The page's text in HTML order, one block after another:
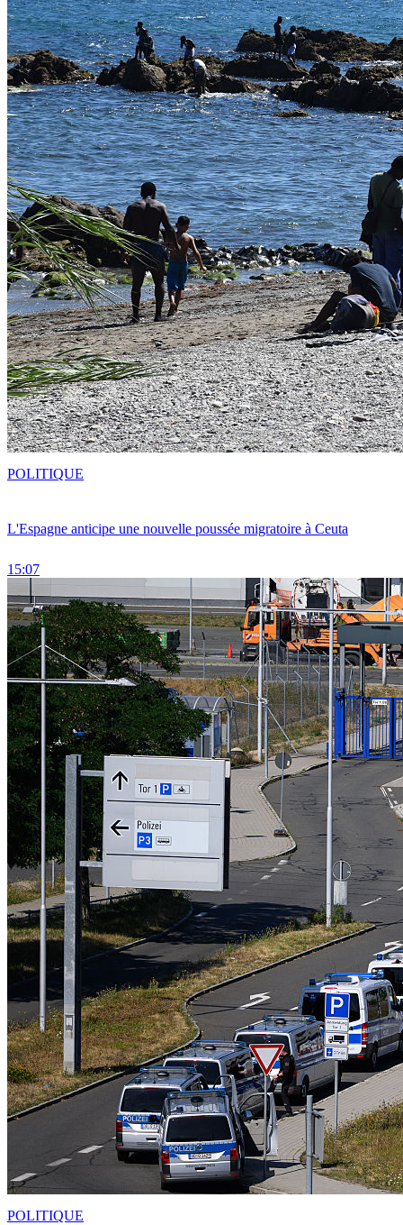
L'Espagne anticipe une nouvelle poussée migratoire à Ceuta
15:07
POLITIQUE
POLITIQUE